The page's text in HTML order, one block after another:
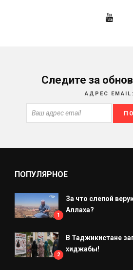
Следите за
АДРЕС EMAIL:
ПОПУЛЯРНОЕ
1
За что слепой
Аллаха?
2
В Таджикистане
хиджабы!